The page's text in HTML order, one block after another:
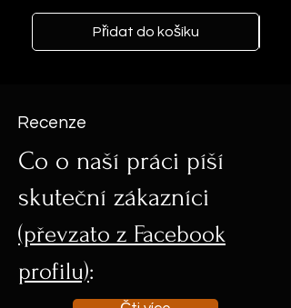
Recenze
Co o naší práci píší
skuteční zákazníci
(převzato z Facebook
profilu):
Přidat do košíku